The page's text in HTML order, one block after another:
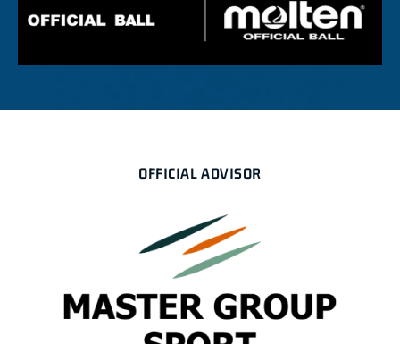
OFFICIAL ADVISOR